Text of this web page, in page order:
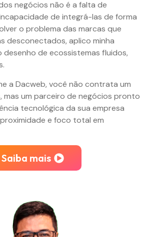
negócios não é a falta de
de integrá-las de forma
o problema das marcas que
desconectados, aplico minha
desenho de ecossistemas fluidos,
a Dacweb, você não contrata um
um parceiro de negócios pronto
tecnológica da sua empresa
e foco total em
Saiba mais